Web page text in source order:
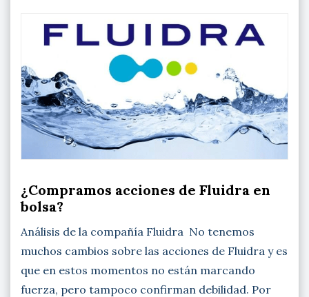
¿Compramos acciones de Fluidra en
bolsa?
Análisis de la compañía Fluidra No tenemos
muchos cambios sobre las acciones de Fluidra y es
que en estos momentos no están marcando
fuerza, pero tampoco confirman debilidad. Por